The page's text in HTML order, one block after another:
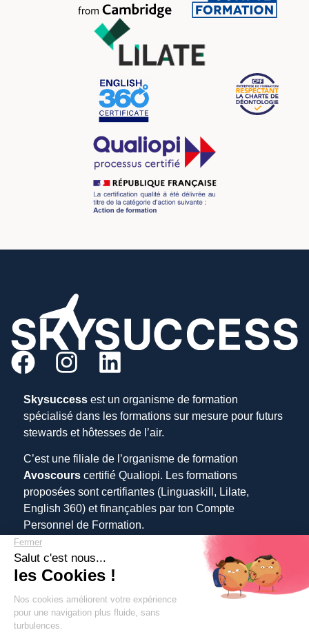
Skysuccess est un organisme de formation
spécialisé dans les formations sur mesure pour futurs
stewards et hôtesses de l’air.
C’est une filiale de l’organisme de formation
Avoscours certifié Qualiopi. Les formations
proposées sont certifiantes (Linguaskill, Lilate,
English 360) et finançables par ton Compte
Personnel de Formation.
+ 1000 ÉLÈVES EN COMPAGNIE